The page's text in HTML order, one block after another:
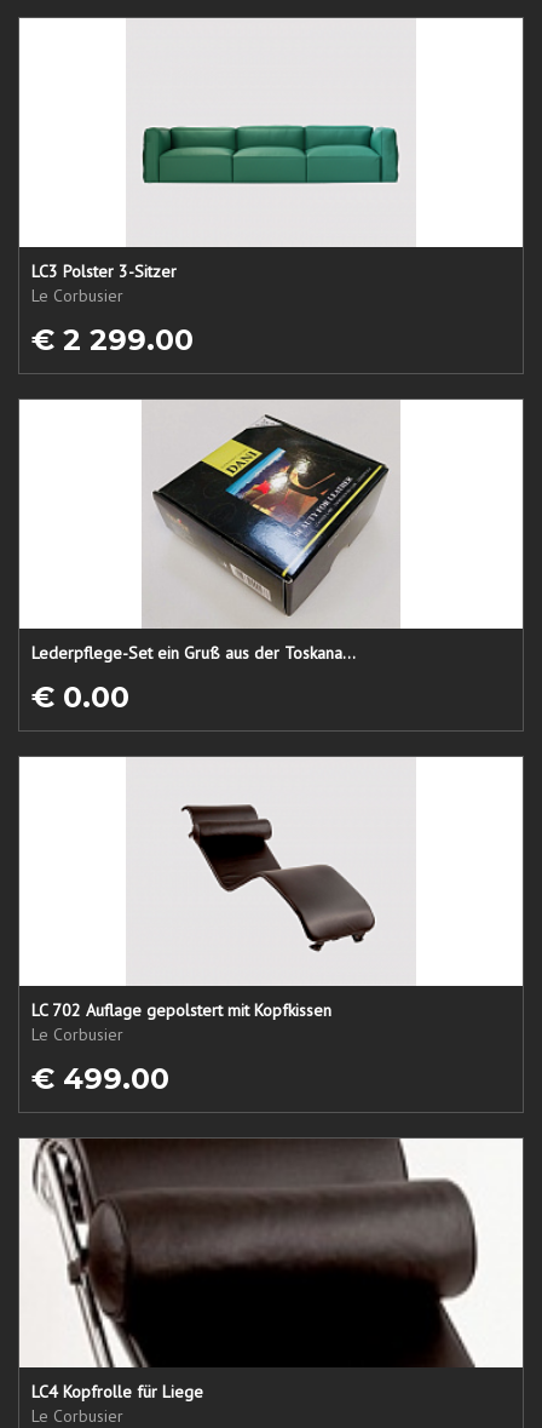
LC3 Polster 3-Sitzer
Le Corbusier
€ 2 299.00
Lederpflege-Set ein Gruß aus der Toskana...
€ 0.00
LC 702 Auflage gepolstert mit Kopfkissen
Le Corbusier
€ 499.00
LC4 Kopfrolle für Liege
Le Corbusier